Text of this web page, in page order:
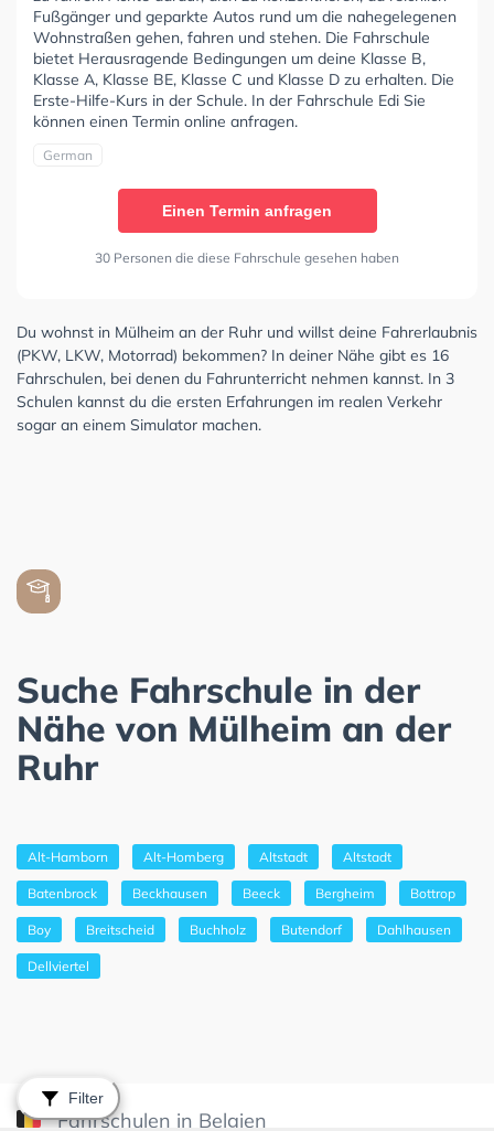
Filter
Fußgänger und geparkte Autos rund um die nahegelegenen
Wohnstraßen gehen, fahren und stehen. Die Fahrschule
bietet Herausragende Bedingungen um deine Klasse B,
Klasse A, Klasse BE, Klasse C und Klasse D zu erhalten. Die
Erste-Hilfe-Kurs in der Schule. In der Fahrschule Edi Sie
können einen Termin online anfragen.
German
Einen Termin anfragen
30 Personen die diese Fahrschule gesehen haben
Du wohnst in Mülheim an der Ruhr und willst deine Fahrerlaubnis
(PKW, LKW, Motorrad) bekommen? In deiner Nähe gibt es 16
Fahrschulen, bei denen du Fahrunterricht nehmen kannst. In 3
Schulen kannst du die ersten Erfahrungen im realen Verkehr
sogar an einem Simulator machen.
Suche Fahrschule in der
Nähe von Mülheim an der
Ruhr
Alt-Hamborn Alt-Homberg Altstadt Altstadt
Batenbrock Beckhausen Beeck Bergheim Bottrop
Boy Breitscheid Buchholz Butendorf Dahlhausen
Dellviertel
Fahrschulen in Belgien